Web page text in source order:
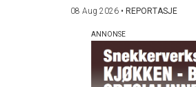
08 Aug 2026 • REPORTASJE